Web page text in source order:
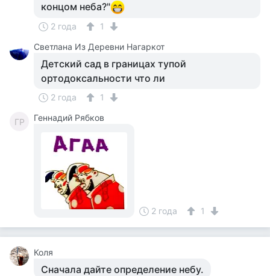
концом неба?"
2 года
1
Светлана Из Деревни Нагаркот
Детский сад в границах тупой
ортодоксальности что ли
2 года 1
ГР Геннадий Рябков
2 года 1
Коля
Сначала дайте определение небу.